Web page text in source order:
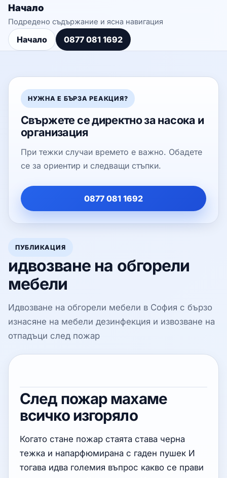
Начало
Подредено съдържание и ясна навигация
Начало 0877 081 1692
ПУБЛИКАЦИЯ
идвозване на обгорели
мебели
Идвозване на обгорели мебели в София с бързо
изнасяне на мебели дезинфекция и извозване на
отпадъци след пожар
След пожар махаме
всичко изгоряло
Когато стане пожар стаята става черна
тежка и напарфюмирана с гаден пушек И
тогава идва големия въпрос какво се прави
НУЖНА Е БЪРЗА РЕАКЦИЯ?
Свържете се директно за насока и
организация
При тежки случаи времето е важно. Обадете
се за ориентир и следващи стъпки.
0877 081 1692